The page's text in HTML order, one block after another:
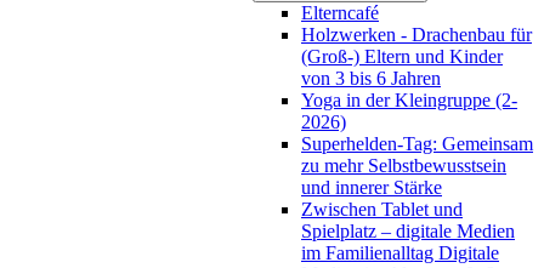
Elterncafé
Holzwerken - Drachenbau für
(Groß-) Eltern und Kinder
von 3 bis 6 Jahren
Yoga in der Kleingruppe (2-
2026)
Superhelden-Tag: Gemeinsam
zu mehr Selbstbewusstsein
und innerer Stärke
Zwischen Tablet und
Spielplatz – digitale Medien
im Familienalltag Digitale